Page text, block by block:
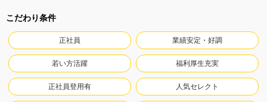
こだわり条件
正社員 業績安定・好調
若い方活躍 福利厚生充実
正社員登用有 人気セレクト